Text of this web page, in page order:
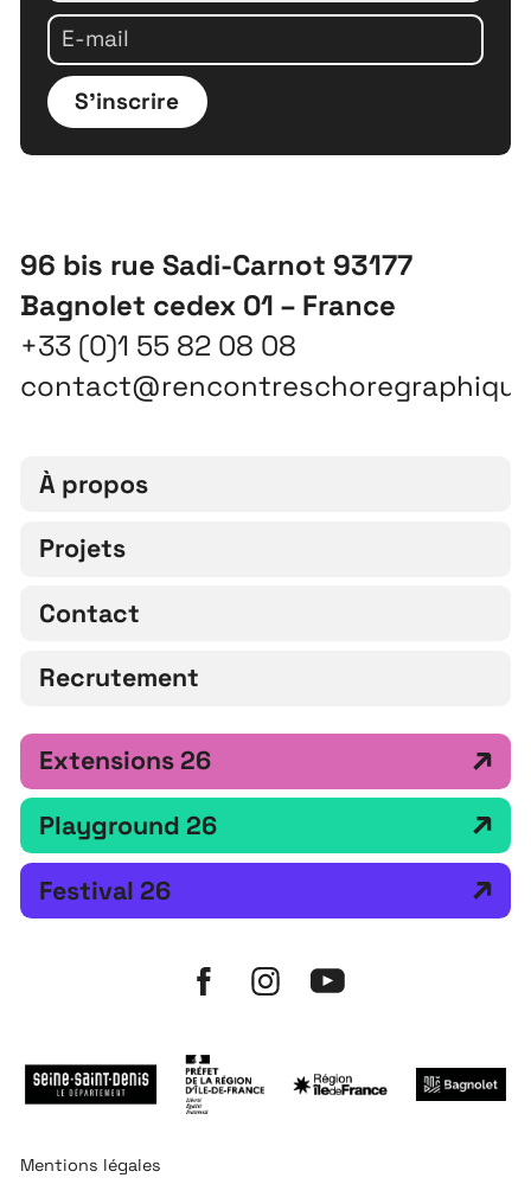
S'inscrire
96 bis rue Sadi-Carnot 93177
Bagnolet cedex 01 – France
+33 (0)1 55 82 08 08
À propos
Projets
Contact
Recrutement
Extensions 26
Playground 26
Festival 26
Mentions légales